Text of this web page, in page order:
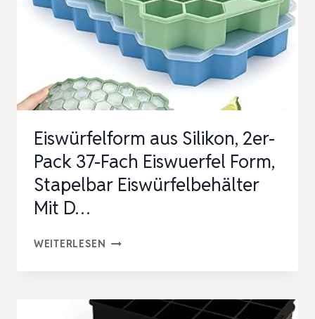
EISWÜRFEL
FÜR
KÜCHE,
BARS,
WHISKY,
Eiswürfelform aus Silikon, 2er-
Pack 37-Fach Eiswuerfel Form,
Stapelbar Eiswürfelbehälter
Mit D…
WEITERLESEN EISWÜRFELFORM
2ER-